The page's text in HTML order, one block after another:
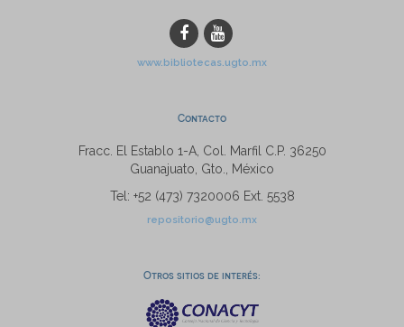
www.bibliotecas.ugto.mx
Contacto
Fracc. El Establo 1-A, Col. Marfil C.P. 36250
Guanajuato, Gto., México
Tel: +52 (473) 7320006 Ext. 5538
repositorio@ugto.mx
Otros sitios de interés: